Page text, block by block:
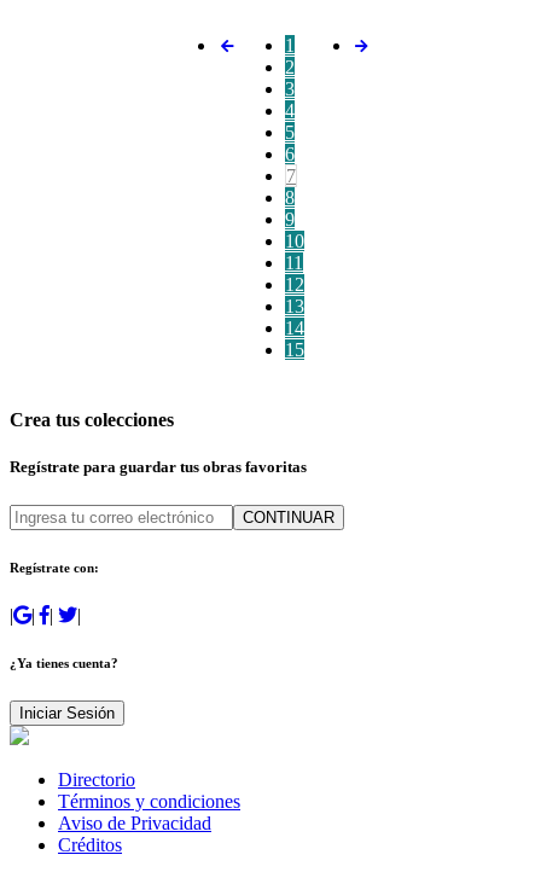
1
2
3
4
5
6
7
8
9
10
11
12
13
14
15
Crea tus colecciones
Regístrate para guardar tus obras favoritas
CONTINUAR
Regístrate con:
| | | |
¿Ya tienes cuenta?
Iniciar Sesión
Directorio
Términos y condiciones
Aviso de Privacidad
Créditos